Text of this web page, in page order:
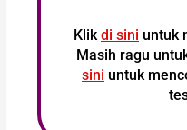
Klikdi sini untuk
Masih ragu
sini untuk